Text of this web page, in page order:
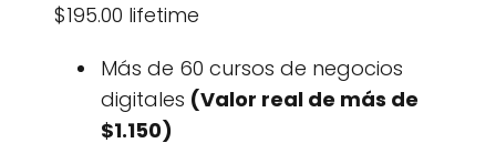
$195.00 lifetime
Más de 60 cursos de negocios
digitales (Valor real de más de
$1.150)